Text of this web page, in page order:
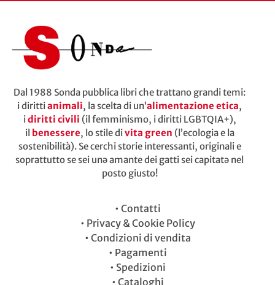
Dal 1988 Sonda pubblica libri che trattano grandi temi:
i dirittianimali, la scelta di un’alimentazione etica,
idiritti civili (il femminismo, i diritti LGBTQIA+),
il benessere, lo stile divita green (l’ecologia e la
sostenibilità). Se cerchi storie interessanti, originali e
soprattutto se sei unə amante dei gatti sei capitatə nel
posto giusto!
• Contatti
• Privacy & Cookie Policy
• Condizioni di vendita
• Pagamenti
• Spedizioni
• Cataloghi